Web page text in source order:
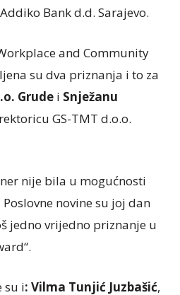
Bank d.d. Sarajevo.
and Community
su dva priznanja i to za
Grude i Snježanu
GS-TMT d.o.o.
nije bila u mogućnosti
novine su joj dan
jedno vrijedno priznanje u
su i: Vilma Tunjić Juzbašić,